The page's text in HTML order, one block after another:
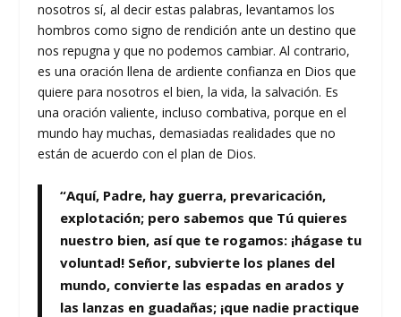
nosotros sí, al decir estas palabras, levantamos los
hombros como signo de rendición ante un destino que
nos repugna y que no podemos cambiar. Al contrario,
es una oración llena de ardiente confianza en Dios que
quiere para nosotros el bien, la vida, la salvación. Es
una oración valiente, incluso combativa, porque en el
mundo hay muchas, demasiadas realidades que no
están de acuerdo con el plan de Dios.
“Aquí, Padre, hay guerra, prevaricación,
explotación; pero sabemos que Tú quieres
nuestro bien, así que te rogamos: ¡hágase tu
voluntad! Señor, subvierte los planes del
mundo, convierte las espadas en arados y
las lanzas en guadañas; ¡que nadie practique